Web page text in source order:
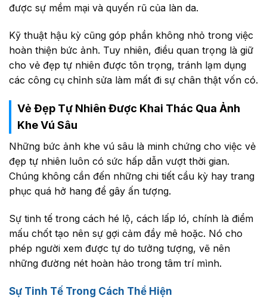
được sự mềm mại và quyến rũ của làn da.
Kỹ thuật hậu kỳ cũng góp phần không nhỏ trong việc
hoàn thiện bức ảnh. Tuy nhiên, điều quan trọng là giữ
cho vẻ đẹp tự nhiên được tôn trọng, tránh lạm dụng
các công cụ chỉnh sửa làm mất đi sự chân thật vốn có.
Vẻ Đẹp Tự Nhiên Được Khai Thác Qua Ảnh
Khe Vú Sâu
Những bức ảnh khe vú sâu là minh chứng cho việc vẻ
đẹp tự nhiên luôn có sức hấp dẫn vượt thời gian.
Chúng không cần đến những chi tiết cầu kỳ hay trang
phục quá hở hang để gây ấn tượng.
Sự tinh tế trong cách hé lộ, cách lấp ló, chính là điểm
mấu chốt tạo nên sự gợi cảm đầy mê hoặc. Nó cho
phép người xem được tự do tưởng tượng, vẽ nên
những đường nét hoàn hảo trong tâm trí mình.
Sự Tinh Tế Trong Cách Thể Hiện